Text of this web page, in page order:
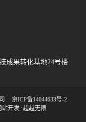
成果转化基地24号楼
司
京ICP备14044633号-2
站开发 :超越无限